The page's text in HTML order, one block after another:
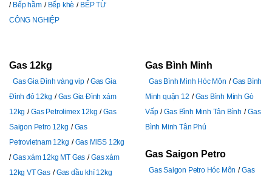
Bếp hầm
Bếp khè
BẾP TỪ
CÔNG NGHIỆP
Gas 12kg
Gas Gia Đình vàng vip
Gas Gia
Đình đỏ 12kg
Gas Gia Đình xám
12kg
Gas Petrolimex 12kg
Gas
Saigon Petro 12kg
Gas
Petrovietnam 12kg
Gas MISS 12kg
Gas xám 12kg MT Gas
Gas xám
12kg VT Gas
Gas dầu khí 12kg
Gas Bình Minh
Gas Bình Minh Hóc Môn
Gas Bình
Minh quận 12
Gas Bình Minh Gò
Vấp
Gas Bình Minh Tân Bình
Gas
Bình Minh Tân Phú
Gas Saigon Petro
Gas Saigon Petro Hóc Môn
Gas